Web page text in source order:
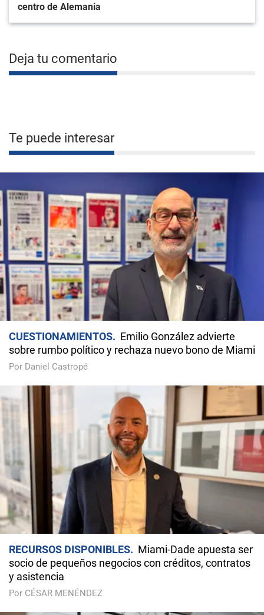
centro de Alemania
Deja tu comentario
Te puede interesar
CUESTIONAMIENTOS
Emilio González advierte
sobre rumbo político y rechaza nuevo bono de Miami
Por Daniel Castropé
RECURSOS DISPONIBLES
Miami-Dade apuesta ser
socio de pequeños negocios con créditos, contratos
y asistencia
Por CÉSAR MENÉNDEZ